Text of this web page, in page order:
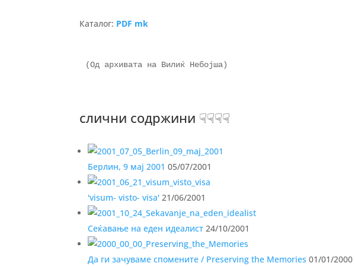
Каталог: PDF mk
(Од архивата на Вилиќ Небојша)
слични содржини ☟☟☟☟
Берлин, 9 мај 2001 05/07/2001
'visum- visto- visa' 21/06/2001
Сеќавање на еден идеалист 24/10/2001
Да ги зачуваме спомените / Preserving the Memories 01/01/2000